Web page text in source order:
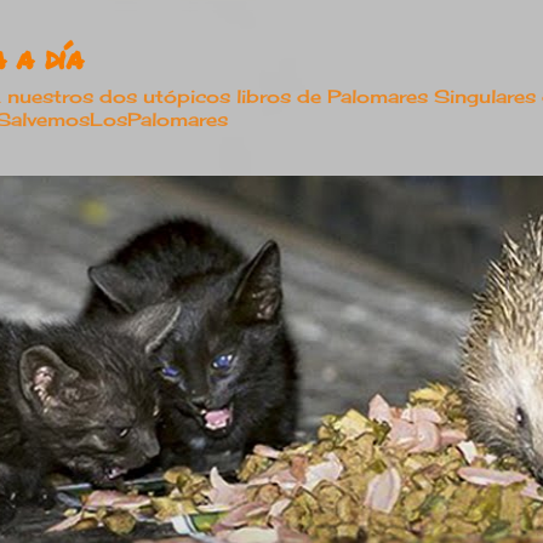
a día
nuestros dos utópicos libros de Palomares Singulares